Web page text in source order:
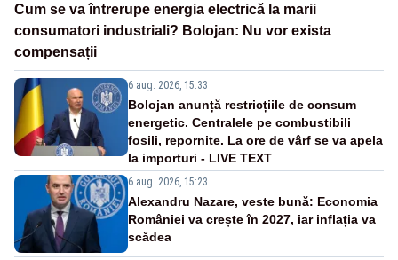
Cum se va întrerupe energia electrică la marii
consumatori industriali? Bolojan: Nu vor exista
compensații
6 aug. 2026, 15:33
Bolojan anunță restricțiile de consum
energetic. Centralele pe combustibili
fosili, repornite. La ore de vârf se va apela
la importuri - LIVE TEXT
6 aug. 2026, 15:23
Alexandru Nazare, veste bună: Economia
României va crește în 2027, iar inflația va
scădea